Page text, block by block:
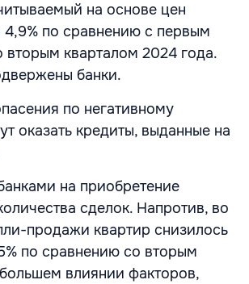
на основе цен
4,9% по сравнению с первым
кварталом 2024 года.
банки.
по негативному
оказать кредиты, выданные на
на приобретение
сделок. Напротив, во
продажи квартир снизилось
по сравнению со вторым
влиянии факторов,